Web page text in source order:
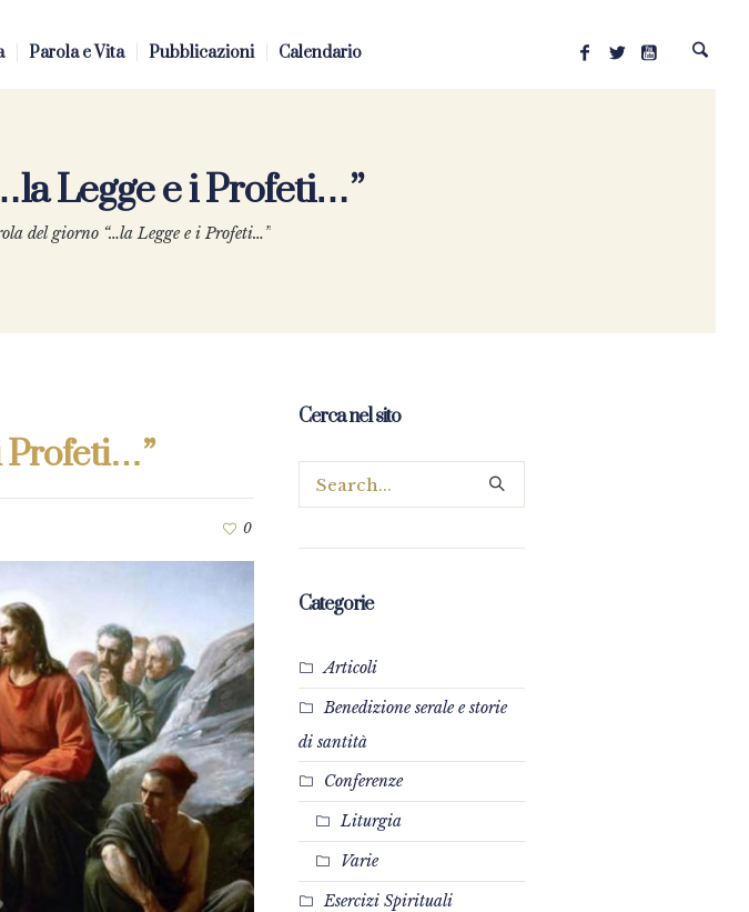
Parola e Vita Pubblicazioni Calendario
Legge e i Profeti…”
del giorno “…la Legge e i Profeti…”
Profeti…”
0
Cerca nel sito
Categorie
Articoli
Benedizione serale e storie
di santità
Conferenze
Liturgia
Varie
Esercizi Spirituali